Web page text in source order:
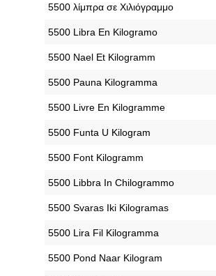
‎5500 λίμπρα σε Χιλιόγραμμο
‎5500 Libra En Kilogramo
‎5500 Nael Et Kilogramm
‎5500 Pauna Kilogramma
‎5500 Livre En Kilogramme
‎5500 Funta U Kilogram
‎5500 Font Kilogramm
‎5500 Libbra In Chilogrammo
‎5500 Svaras Iki Kilogramas
‎5500 Lira Fil Kilogramma
‎5500 Pond Naar Kilogram